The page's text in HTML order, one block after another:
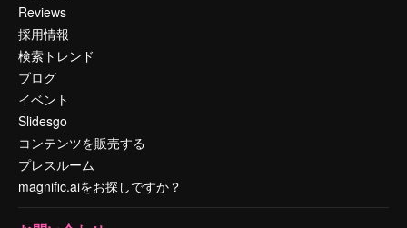
Reviews
採用情報
検索トレンド
ブログ
イベント
Slidesgo
コンテンツを販売する
プレスルーム
magnific.aiをお探しですか？